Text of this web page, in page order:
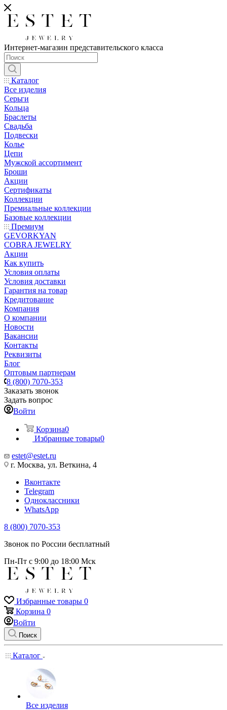
Интернет-магазин представительского класса
Каталог
Все изделия
Серьги
Кольца
Браслеты
Свадьба
Подвески
Колье
Цепи
Мужской ассортимент
Броши
Акции
Сертификаты
Коллекции
Премиальные коллекции
Базовые коллекции
Премиум
GEVORKYAN
COBRA JEWELRY
Акции
Как купить
Условия оплаты
Условия доставки
Гарантия на товар
Кредитование
Компания
О компании
Новости
Вакансии
Контакты
Реквизиты
Блог
Оптовым партнерам
8 (800) 7070-353
Заказать звонок
Задать вопрос
Войти
Корзина0
Избранные товары0
estet@estet.ru
г. Москва, ул. Веткина, 4
Вконтакте
Telegram
Одноклассники
WhatsApp
8 (800) 7070-353
Звонок по России бесплатный
Пн-Пт с 9:00 до 18:00 Мск
Избранные товары 0
Корзина 0
Войти
Поиск
Каталог
Все изделия